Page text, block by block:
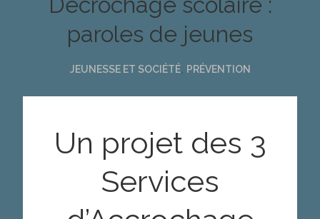
paroles de jeunes
JEUNESSE ET SOCIÉTÉ, PRÉVENTION
Un projet des 3
Services